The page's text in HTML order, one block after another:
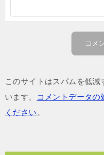
このサイトはスパムを低
います。
コメントデータの
ください 。